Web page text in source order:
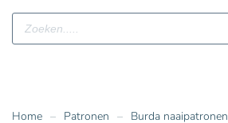
Producten
zoeken
Home Patronen Burda naaipatronen